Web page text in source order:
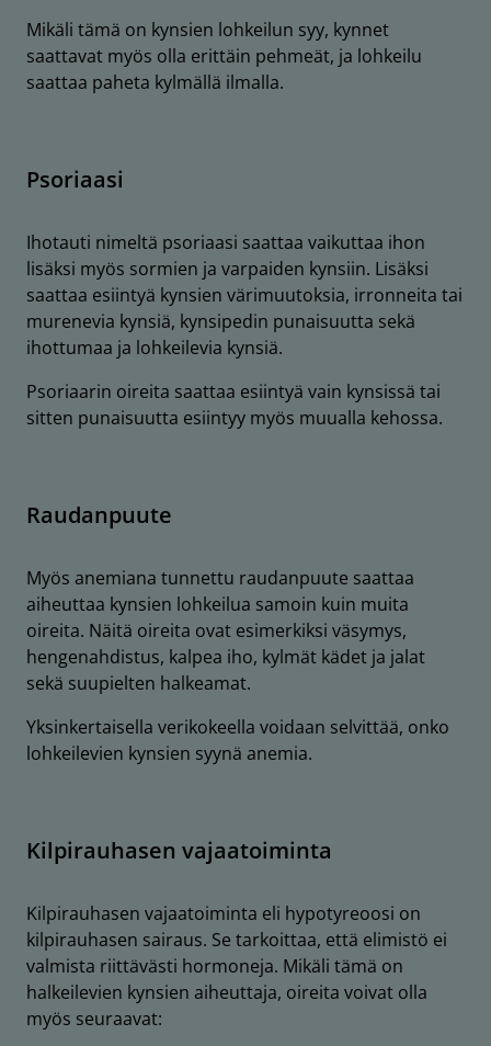
Mikäli tämä on kynsien lohkeilun syy, kynnet
saattavat myös olla erittäin pehmeät, ja lohkeilu
saattaa paheta kylmällä ilmalla.
Psoriaasi
Ihotauti nimeltä psoriaasi saattaa vaikuttaa ihon
lisäksi myös sormien ja varpaiden kynsiin. Lisäksi
saattaa esiintyä kynsien värimuutoksia, irronneita tai
murenevia kynsiä, kynsipedin punaisuutta sekä
ihottumaa ja lohkeilevia kynsiä.
Psoriaarin oireita saattaa esiintyä vain kynsissä tai
sitten punaisuutta esiintyy myös muualla kehossa.
Raudanpuute
Myös anemiana tunnettu raudanpuute saattaa
aiheuttaa kynsien lohkeilua samoin kuin muita
oireita. Näitä oireita ovat esimerkiksi väsymys,
hengenahdistus, kalpea iho, kylmät kädet ja jalat
sekä suupielten halkeamat.
Yksinkertaisella verikokeella voidaan selvittää, onko
lohkeilevien kynsien syynä anemia.
Kilpirauhasen vajaatoiminta
Kilpirauhasen vajaatoiminta eli hypotyreoosi on
kilpirauhasen sairaus. Se tarkoittaa, että elimistö ei
valmista riittävästi hormoneja. Mikäli tämä on
halkeilevien kynsien aiheuttaja, oireita voivat olla
myös seuraavat: